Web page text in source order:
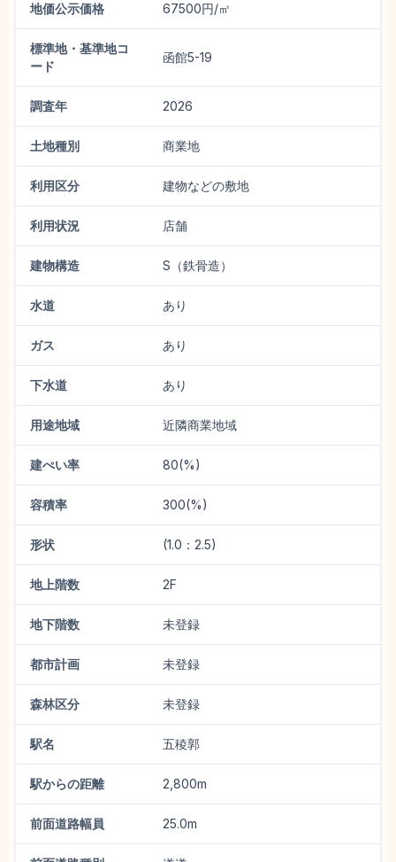
地価公示価格 67500円/㎡
標準地・基準地コ
ード
函館5-19
調査年 2026
土地種別 商業地
利用区分 建物などの敷地
利用状況 店舗
建物構造 S（鉄骨造）
水道 あり
ガス あり
下水道 あり
用途地域 近隣商業地域
建ぺい率 80(%)
容積率 300(%)
形状 (1.0：2.5)
地上階数 2F
地下階数 未登録
都市計画 未登録
森林区分 未登録
駅名 五稜郭
駅からの距離 2,800m
前面道路幅員 25.0m